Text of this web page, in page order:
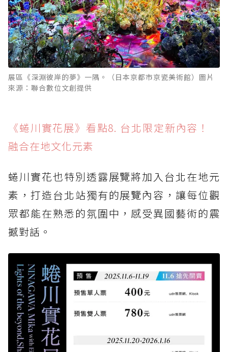
展區《深淵彼岸的夢》一隅。（日本京都市京瓷美術館）圖片
來源：聯合數位文創提供
《蜷川實花展》看點8. 台北限定新內容！
融合在地文化元素
蜷川實花也特別透露展覽將加入台北在地元
素，打造台北站獨有的展覽內容，讓每位觀
眾都能在熟悉的氛圍中，感受異國藝術的震
撼對話。